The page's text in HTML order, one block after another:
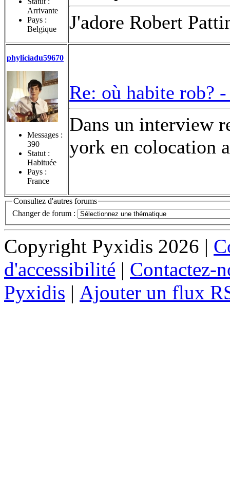
Arrivante
Pays :
Belgique
J'adore Robert
phyliciadu59670
Messages :
390
Statut :
Habituée
Pays :
France
Re: où habite rob?
Dans un interview
york en colocation
Consultez d'autres forums
Changer de forum :
Copyright Pyxidis 2026 |
d'accessibilité | Contactez-
Pyxidis | Ajouter un flux